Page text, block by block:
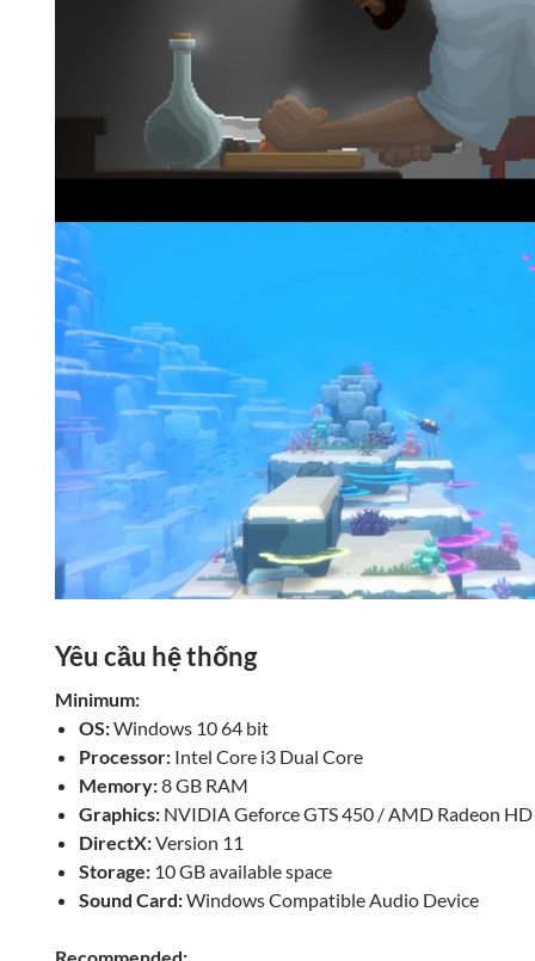
Yêu cầu hệ thống
Minimum:
OS:Windows 10 64 bit
Processor: Intel Core i3 Dual Core
Memory:8 GB RAM
Graphics: NVIDIA Geforce GTS 450 / AMD Radeon
DirectX:Version 11
Storage: 10 GB available space
Sound Card:Windows Compatible Audio Device
Recommended: